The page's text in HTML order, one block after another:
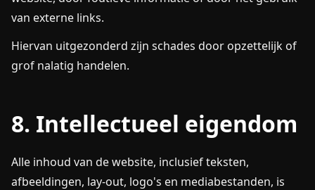
van externe links.
Hiervan uitgezonderd zijn schades door opzettelijk of
grof nalatig handelen.
8. Intellectueel eigendom
Alle inhoud van de website, inclusief teksten,
afbeeldingen, lay-out, logo's en mediabestanden, is